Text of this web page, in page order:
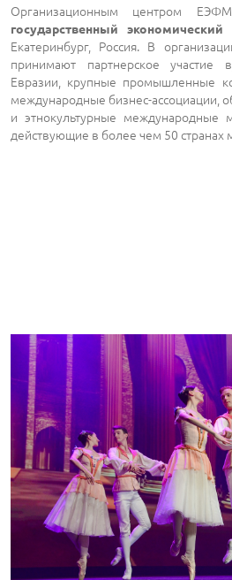
Организационным центром
государственный
Екатеринбург, Россия. В
принимают партнерское
Евразии, крупные промышленные
международные бизнес-ассоциации,
и этнокультурные международные
действующие в более чем 50 странах